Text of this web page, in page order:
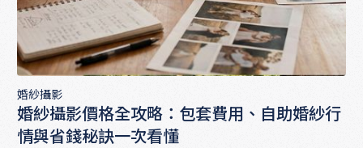
婚紗攝影
婚紗攝影價格全攻略：包套費用、自助婚紗行
情與省錢秘訣一次看懂